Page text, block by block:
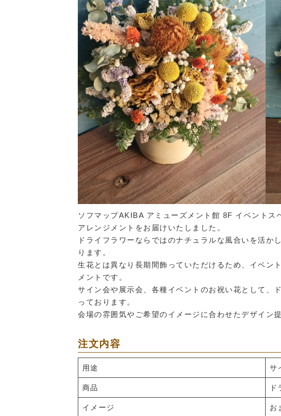
ソフマップAKIBA アミューズメント館 8F イベントス
アレンジメントをお届けいたしました。
ドライフラワーならではのナチュラルな風合いを活か
ります。
生花とは異なり長期間飾っていただけるため、イベン
メントです。
サイン会や展示会、各種イベントのお祝い花として、
っております。
会場の雰囲気やご希望のイメージに合わせたデザイン
注文内容
用途 サ
商品
イメージ お